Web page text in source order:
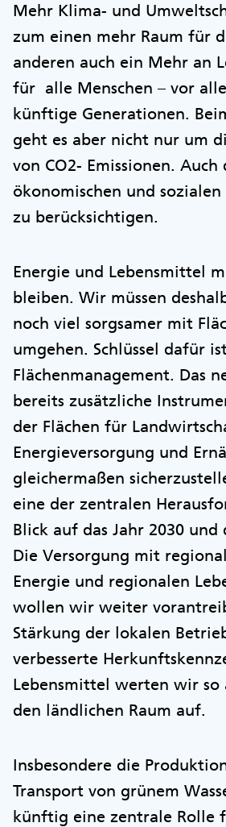
Mehr Klima- und
zum einen mehr Raum für
anderen auch ein Mehr an
für alle Menschen – vor
künftige Generationen.
geht es aber nicht nur um
von CO2- Emissionen. Auch
ökonomischen und
zu berücksichtigen.
Energie und Lebensmittel
bleiben. Wir müssen
noch viel sorgsamer mit
umgehen. Schlüssel dafür
Flächenmanagement. Das
bereits zusätzliche
der Flächen für
Energieversorgung und
gleichermaßen
eine der zentralen
Blick auf das Jahr 2030 und
Die Versorgung mit
Energie und regionalen
wollen wir weiter
Stärkung der lokalen
verbesserte
Lebensmittel werten wir so
den ländlichen Raum auf.
Insbesondere die
Transport von grünem
künftig eine zentrale Rolle